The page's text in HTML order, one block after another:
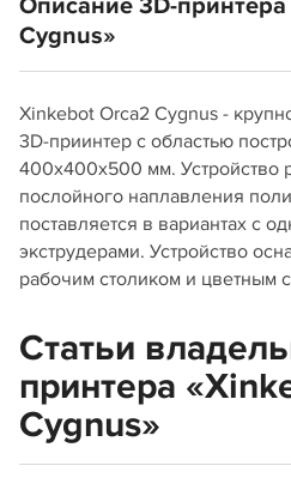
Описание 3D-
Cygnus»
Xinkebot Orca2 Cygnus -
3D-приинтер с областью
400х400х500 мм. Устройство
послойного наплавления
поставляется в вариантах с
экструдерами. Устройство
рабочим столиком и
Статьи
принтера
Cygnus»